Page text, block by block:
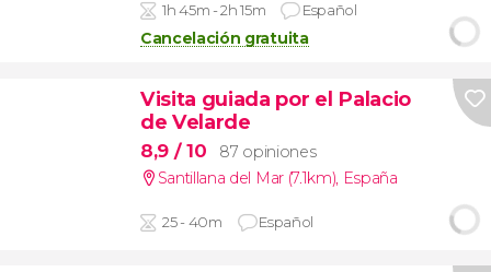
1h 45m - 2h 15m Español
Cancelación gratuita
Visita guiada por el Palacio
de Velarde
8,9 / 10
87 opiniones
Santillana del Mar (7.1km), España
25 - 40m Español